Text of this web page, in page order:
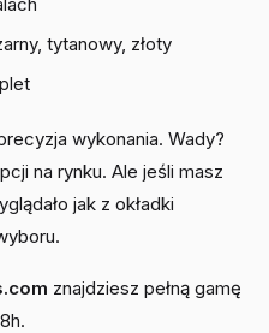
tytanowy, złoty
wykonania. Wady?
na rynku. Ale jeśli masz
jak z okładki
znajdziesz pełną gamę